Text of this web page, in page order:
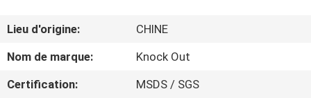
SUJET
DE
NOUS
Lieu d'origine:
CHINE
Nom de marque:
Knock Out
Certification:
MSDS / SGS